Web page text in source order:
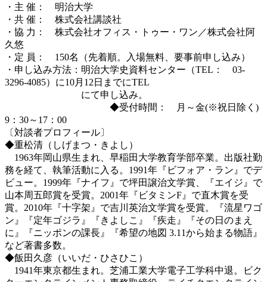
・主 催： 明治大学
・共 催： 株式会社講談社
・協 力： 株式会社オフィス・トゥー・ワン／株式会社阿
久悠
・定 員： 150名（先着順。入場無料、要事前申し込み）
・申し込み方法：明治大学史資料センター（TEL： 03-
3296-4085）に10月12日までにTEL
にて申し込み。
◆受付時間： 月～金(※祝日除く)
9：30～17：00
〔対談者プロフィール〕
◆重松清（しげまつ・きよし）
1963年岡山県生まれ、早稲田大学教育学部卒業。出版社勤
務を経て、執筆活動に入る。1991年『ビフォア・ラン』でデ
ビュー。1999年『ナイフ』で坪田譲治文学賞、『エイジ』で
山本周五郎賞を受賞。2001年『ビタミンF』で直木賞を受
賞。2010年『十字架』で吉川英治文学賞を受賞。『流星ワゴ
ン』『定年ゴジラ』『きよしこ』『疾走』『その日のまえ
に』『ニッポンの課長』『希望の地図 3.11から始まる物語』
など著書多数。
◆飯田久彦（いいだ・ひさひこ）
1941年東京都生まれ。芝浦工業大学電子工学科中退。ビク